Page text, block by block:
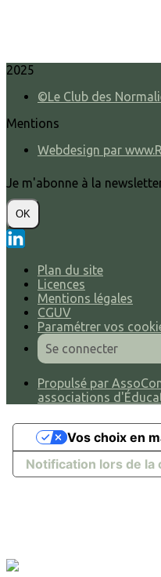
2025
©Le Club des
Mentions
Webdesign par
Je m'abonne à la
OK
Plan du site
Licences
Mentions légales
CGUV
Paramétrer vos
Se connecter
Propulsé par
associations
Notification lors de la
Vos choix en